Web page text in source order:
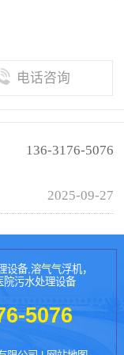
电话咨询
136-3176-5076
2025-09-27
备,溶气气浮机，
院污水处理设备
5076